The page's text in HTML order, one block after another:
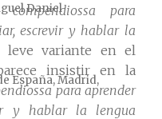
para
escrevir y hablar la
variante en el
insistir en la
para aprender
y hablar la lengua
Daniel
España, Madrid,